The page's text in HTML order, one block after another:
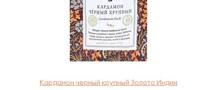
Кардамон черный крупный Золото Индии